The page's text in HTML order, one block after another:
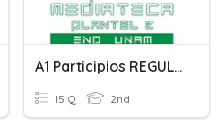
A1 Participios REGULARES Con Auxiliar AVERE
15 Q 2nd